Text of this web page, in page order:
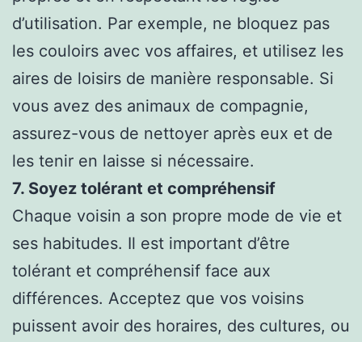
d’utilisation. Par exemple, ne bloquez pas
les couloirs avec vos affaires, et utilisez les
aires de loisirs de manière responsable. Si
vous avez des animaux de compagnie,
assurez-vous de nettoyer après eux et de
les tenir en laisse si nécessaire.
7. Soyez tolérant et compréhensif
Chaque voisin a son propre mode de vie et
ses habitudes. Il est important d’être
tolérant et compréhensif face aux
différences. Acceptez que vos voisins
puissent avoir des horaires, des cultures, ou